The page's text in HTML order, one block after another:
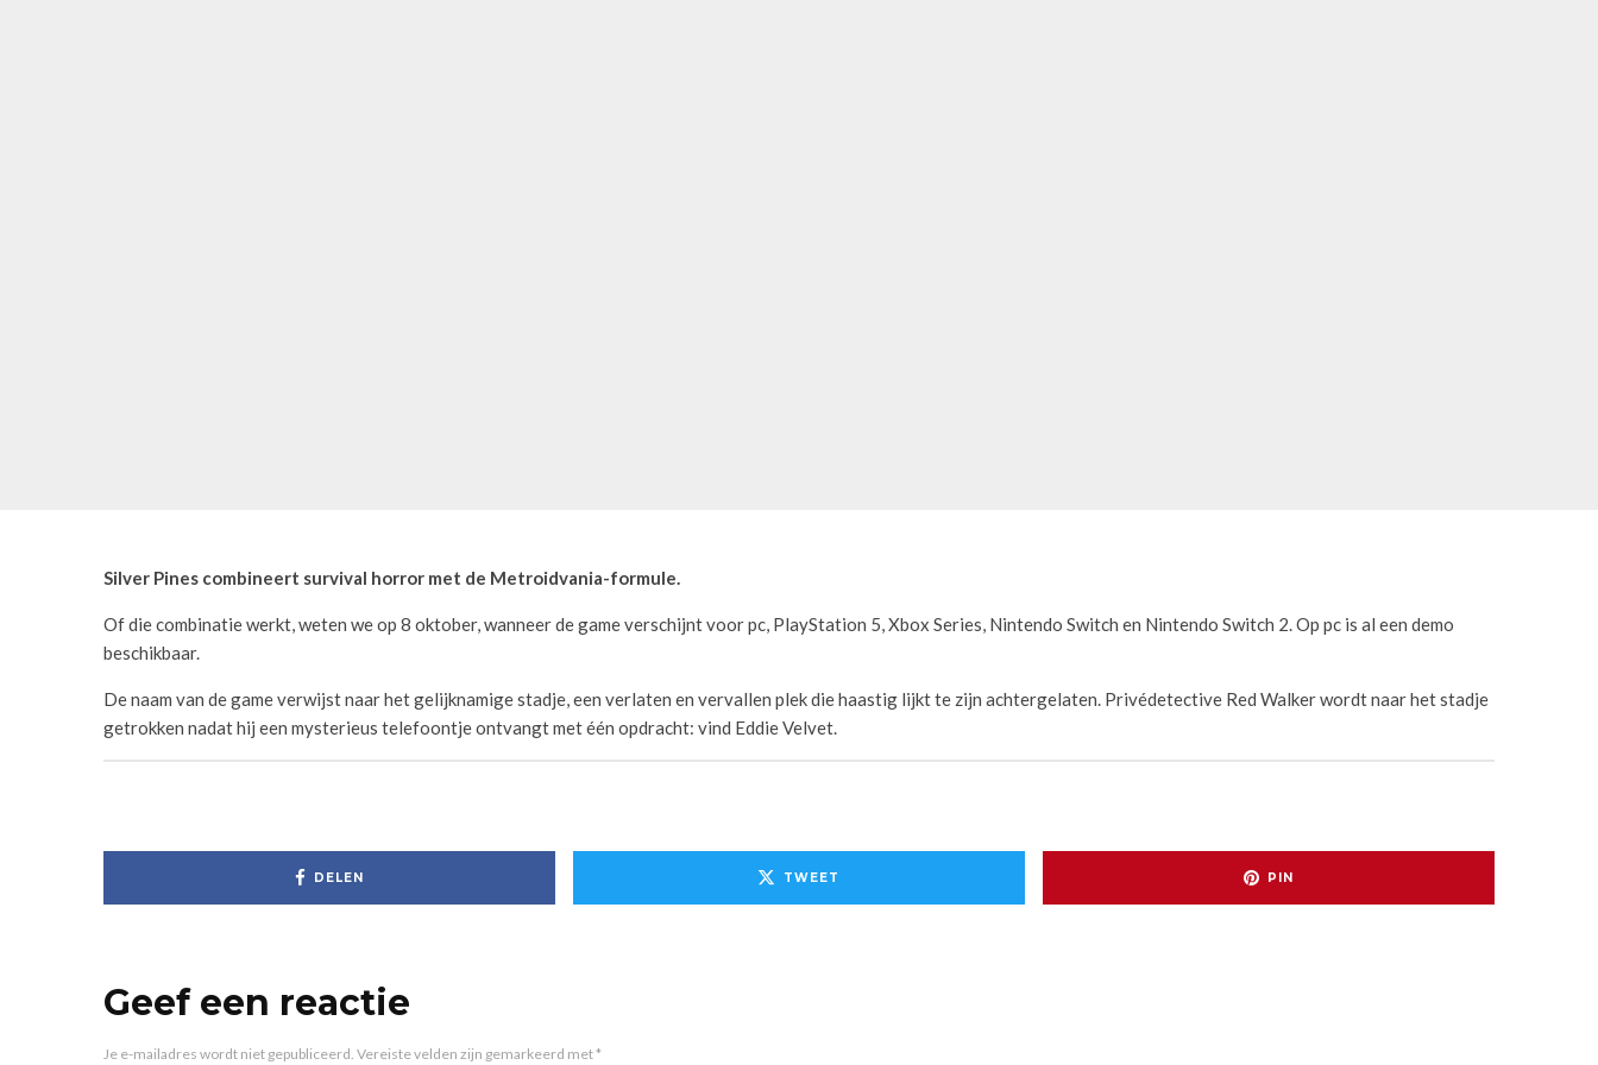
Silver Pines combineert survival horror met de Metroidvania-formule.
Of die combinatie werkt, weten we op 8 oktober, wanneer de game verschijnt voor pc, PlayStation 5, Xbox Series, Nintendo Switch en Nintendo Switch 2. Op pc is al een demo
beschikbaar.
De naam van de game verwijst naar het gelijknamige stadje, een verlaten en vervallen plek die haastig lijkt te zijn achtergelaten. Privédetective Red Walker wordt naar het stadje
getrokken nadat hij een mysterieus telefoontje ontvangt met één opdracht: vind Eddie Velvet.
DELEN TWEET PIN
Geef een reactie
Je e-mailadres wordt niet gepubliceerd. Vereiste velden zijn gemarkeerd met*